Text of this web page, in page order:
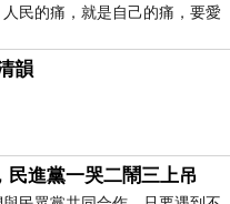
民的痛，就是自己的痛，要愛
聽，實際上根本沒做
韻
民進黨一哭二鬧三上吊